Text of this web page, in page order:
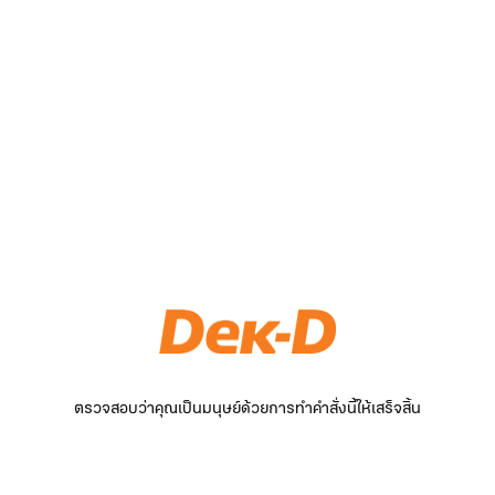
ตรวจสอบว่าคุณเป็นมนุษย์ด้วยการทำคำสั่งนี้ให้เสร็จสิ้น